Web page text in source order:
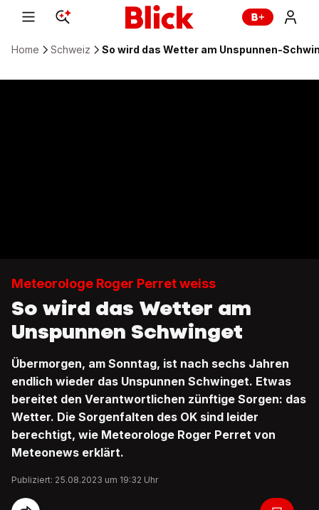
Home Schweiz So wird das Wetter am Unspunnen-
Meteorologe Roger Perret weiss
So wird das Wetter am
Unspunnen Schwinget
Übermorgen, am Sonntag, ist nach sechs Jahren
endlich wieder das Unspunnen Schwinget. Etwas
bereitet den Verantwortlichen zünftige Sorgen: das
Wetter. Die Sorgenfalten des OK sind leider
berechtigt, wie Meteorologe Roger Perret von
Meteonews erklärt.
Publiziert: 25.08.2023 um 19:32 Uhr